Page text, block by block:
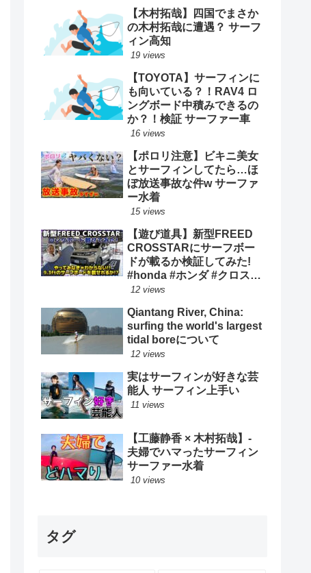
【木村拓哉】四国でまさか
の木村拓哉に遭遇？ サーフ
ィン高知
19 views
【TOYOTA】サーフィンに
も向いている？！RAV4 ロ
ングボード中積みできるの
か？！検証 サーファー車
16 views
【ポロリ注意】ビキニ美女
とサーフィンしてたら…ほ
ぼ放送事故な件w サーファ
ー水着
15 views
【遊び道具】新型FREED
CROSSTARにサーフボー
ドが載るか検証してみた!
#honda #ホンダ #クロスタ
ー #car #freed #フリード #
ード
12 views
Qiantang River, China:
surfing the world's largest
tidal boreについて
12 views
実はサーフィンが好きな芸
能人 サーフィン上手い
11 views
【工藤静香 × 木村拓哉】-
夫婦でハマったサーフィン
サーファー水着
10 views
タグ